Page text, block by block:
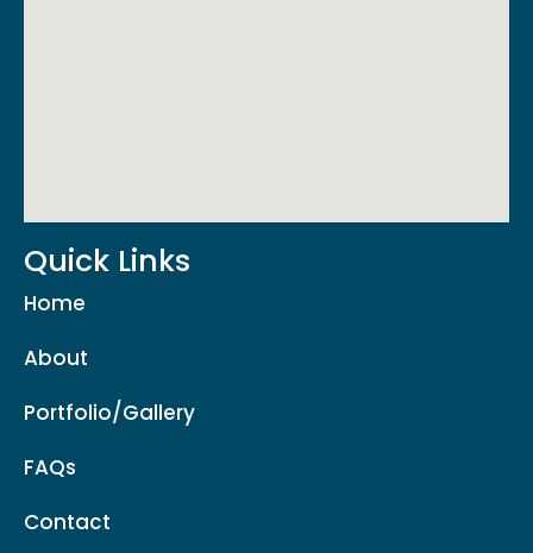
Quick Links
Home
About
Portfolio/Gallery
FAQs
Contact